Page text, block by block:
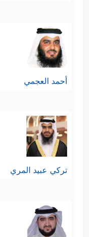
أحمد العجمي
تركي عبيد المري